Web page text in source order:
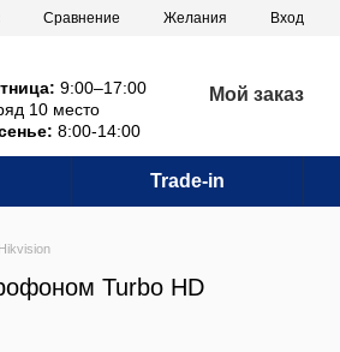
Сравнение Желания Вход
9:00–17:00
10 место
8:00-14:00
Мой заказ
Trade-in
Turbo HD